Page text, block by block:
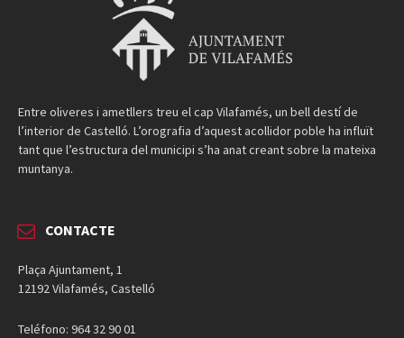
Entre oliveres i ametllers treu el cap Vilafamés, un bell destí de
l’interior de Castelló. L’orografia d’aquest acollidor poble ha influït
tant que l’estructura del municipi s’ha anat creant sobre la mateixa
muntanya.
CONTACTE
Plaça Ajuntament, 1
12192 Vilafamés, Castelló
Teléfono: 964 32 90 01